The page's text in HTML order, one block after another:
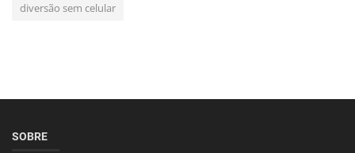
diversão sem celular
SOBRE